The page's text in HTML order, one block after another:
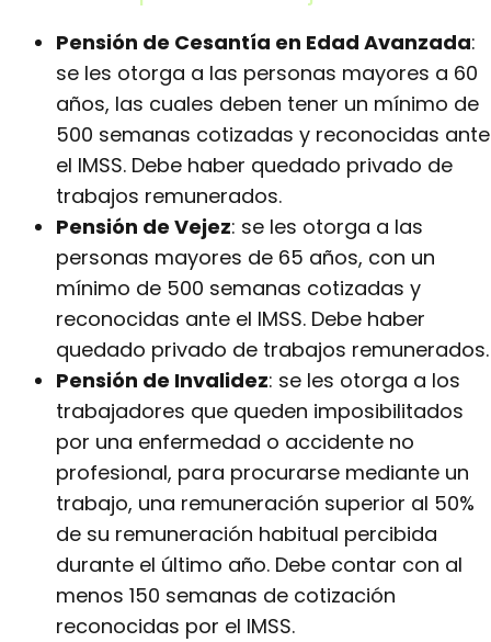
Pensión de Cesantía en Edad Avanzada:
se les otorga a las personas mayores a 60
años, las cuales deben tener un mínimo de
500 semanas cotizadas y reconocidas ante
el IMSS. Debe haber quedado privado de
trabajos remunerados.
Pensión de Vejez: se les otorga a las
personas mayores de 65 años, con un
mínimo de 500 semanas cotizadas y
reconocidas ante el IMSS. Debe haber
quedado privado de trabajos remunerados.
Pensión de Invalidez: se les otorga a los
trabajadores que queden imposibilitados
por una enfermedad o accidente no
profesional, para procurarse mediante un
trabajo, una remuneración superior al 50%
de su remuneración habitual percibida
durante el último año. Debe contar con al
menos 150 semanas de cotización
reconocidas por el IMSS.